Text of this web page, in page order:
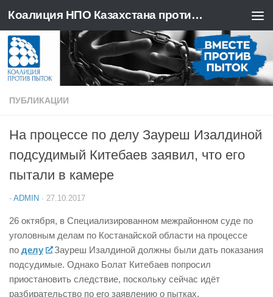
Перейти к содержимому Коалиция НПО Казахстана против пыток
ПУБЛИКАЦИИ
На процессе по делу Зауреш Изалдиной
подсудимый Китебаев заявил, что его
пытали в камере
- ADMIN · 27.10.2017
26 октября, в Специализированном межрайонном суде по
уголовным делам по Костанайской области на процессе
по делу
Зауреш Изалдиной должны были дать показания
подсудимые. Однако Болат Китебаев попросил
приостановить следствие, поскольку сейчас идёт
разбирательство по его заявлению о пытках.